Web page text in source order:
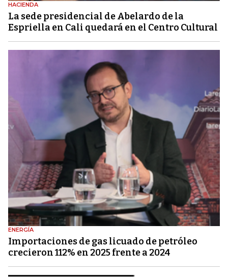
HACIENDA
La sede presidencial de Abelardo de la
Espriella en Cali quedará en el Centro Cultural
ENERGÍA
Importaciones de gas licuado de petróleo
crecieron 112% en 2025 frente a 2024